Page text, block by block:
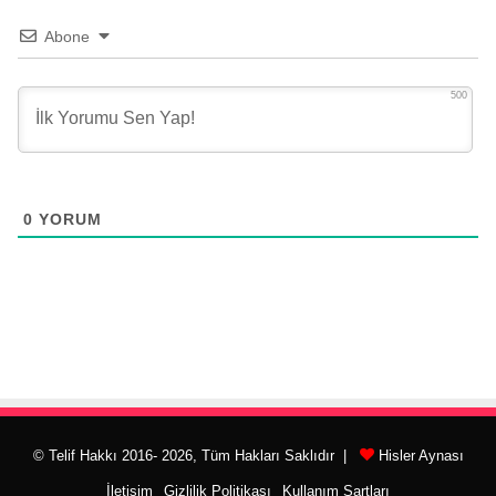
Abone
500
0 YORUM
© Telif Hakkı 2016- 2026, Tüm Hakları Saklıdır | Hisler Aynası
İletişim Gizlilik Politikası Kullanım Şartları